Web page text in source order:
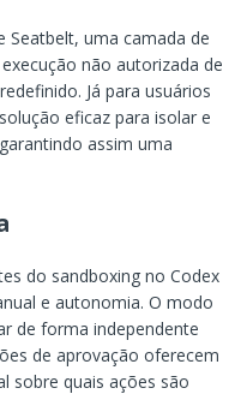
Seatbelt, uma camada de
não autorizada de
Já para usuários
eficaz para isolar e
assim uma
do sandboxing no Codex
e autonomia. O modo
de forma independente
de aprovação oferecem
sobre quais ações são